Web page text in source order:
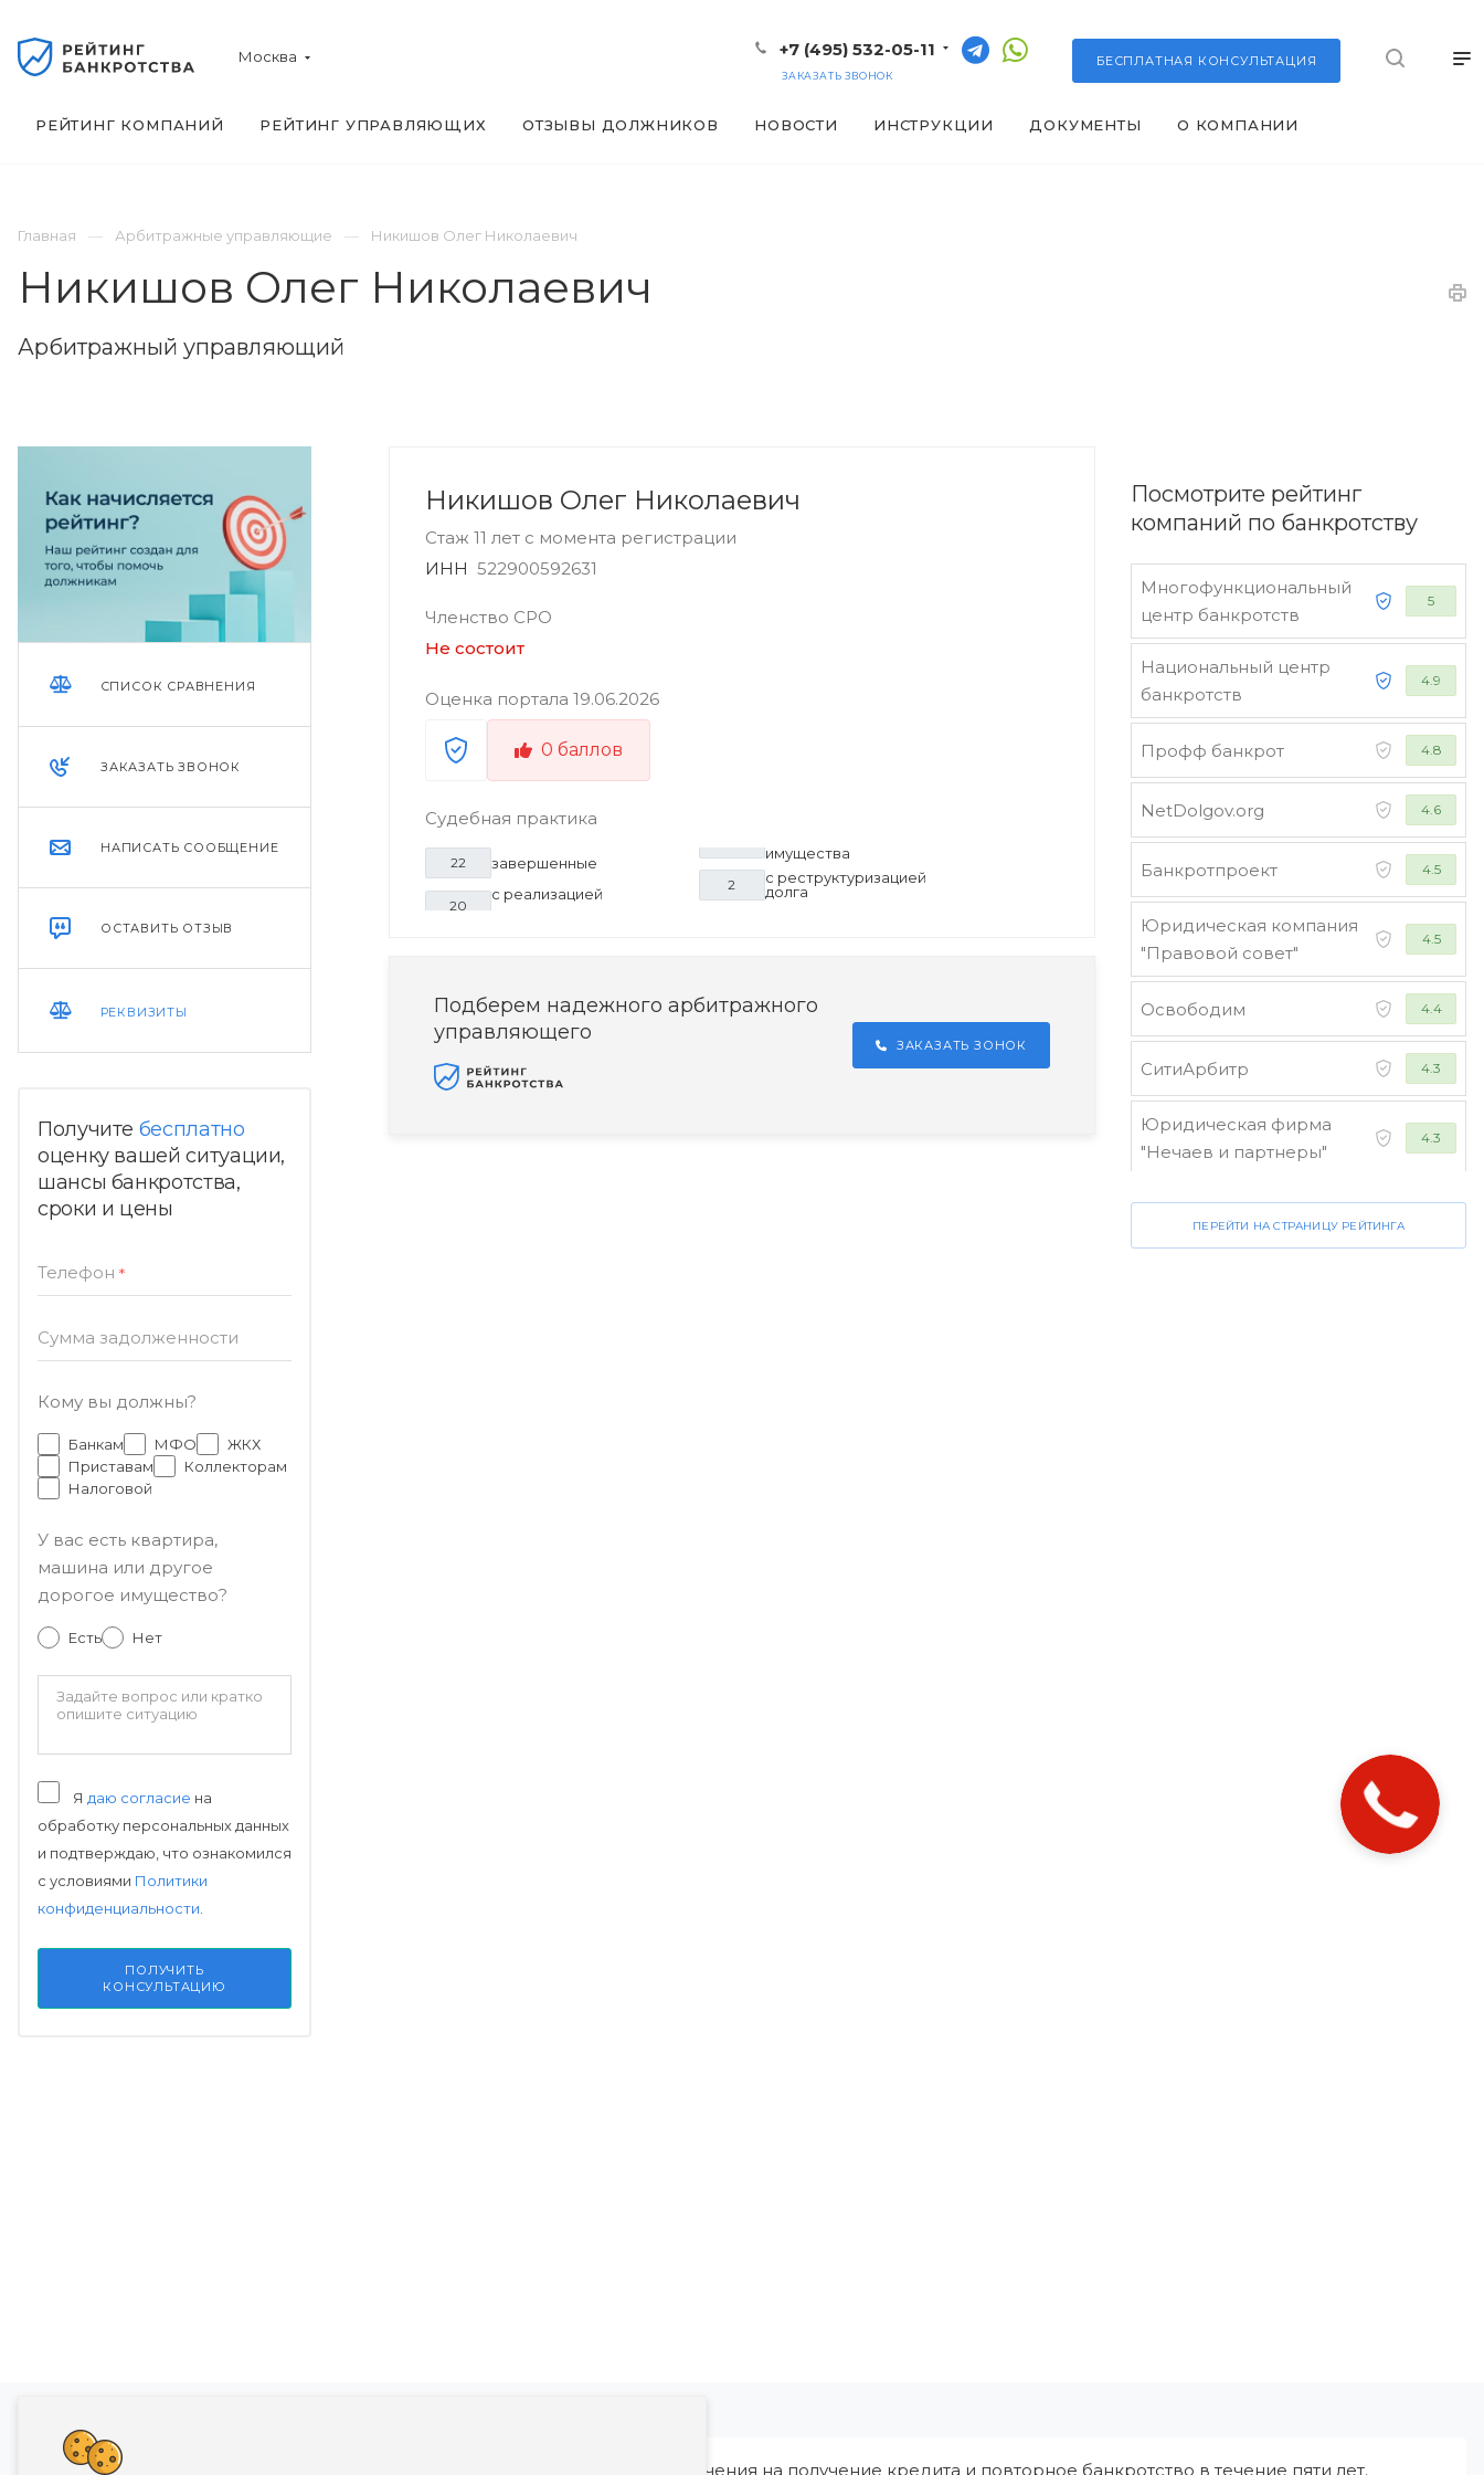
Москва БЕСПЛАТНАЯ КОНСУЛЬТАЦИЯ
+7 (495) 532-05-11
ЗАКАЗАТЬ ЗВОНОК
РЕЙТИНГ КОМПАНИЙ РЕЙТИНГ УПРАВЛЯЮЩИХ ОТЗЫВЫ ДОЛЖНИКОВ НОВОСТИ ИНСТРУКЦИИ ДОКУМЕНТЫ О КОМПАНИИ
Главная Арбитражные управляющие Никишов Олег Николаевич
Никишов Олег Николаевич
Арбитражный управляющий
СПИСОК СРАВНЕНИЯ
ЗАКАЗАТЬ ЗВОНОК
НАПИСАТЬ СООБЩЕНИЕ
ОСТАВИТЬ ОТЗЫВ
РЕКВИЗИТЫ
Получите бесплатно
оценку вашей ситуации,
шансы банкротства,
сроки и цены
Телефон *
Сумма задолженности
Кому вы должны?
Банкам МФО
ЖКХ
Приставам
Коллекторам
Налоговой
У вас есть квартира,
машина или другое
дорогое имущество?
Есть Нет
Я даю согласие на
обработку персональных данных
и подтверждаю, что ознакомился
с условиями Политики
конфиденциальности.
ПОЛУЧИТЬ
КОНСУЛЬТАЦИЮ
Никишов Олег Николаевич
Стаж 11 лет с момента регистрации
ИНН 522900592631
Членство СРО
Не состоит
Оценка портала 19.06.2026
0 баллов
Судебная практика
22 завершенные
20
с реализацией
имущества
2
с реструктуризацией
долга
Подберем надежного арбитражного
управляющего
ЗАКАЗАТЬ ЗОНОК
Посмотрите рейтинг
компаний по банкротству
Многофункциональный
центр банкротств
5
Национальный центр
банкротств
4.9
Профф банкрот 4.8
NetDolgov.org 4.6
Банкротпроект 4.5
Юридическая компания
"Правовой совет"
4.5
Освободим 4.4
СитиАрбитр 4.3
Юридическая фирма
"Нечаев и партнеры"
4.3
Стороженко и партнеры 4.2
ПЕРЕЙТИ НА СТРАНИЦУ РЕЙТИНГА
Банкротство влечет негативные последствия, в том числе ограничения на получение кредита и повторное банкротство в течение пяти лет.